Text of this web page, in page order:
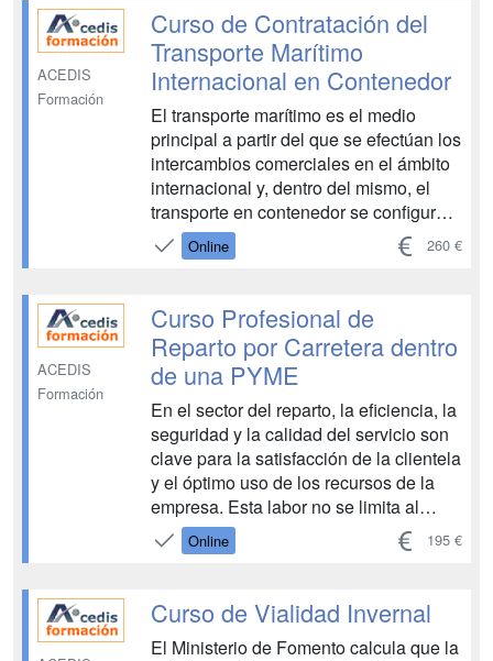
operaciones comerciales de carácter
urgente. Por tanto, l...
ACEDIS
Formación
Curso de Contratación del
Transporte Marítimo
Internacional en Contenedor
El transporte marítimo es el medio
principal a partir del que se efectúan los
intercambios comerciales en el ámbito
internacional y, dentro del mismo, el
transporte en contenedor se configura
como el medio más utilizado por las
empresas. Esto es debido a que su
optimizar ...
Online 260 €
ACEDIS
Formación
Curso Profesional de
Reparto por Carretera dentro
de una PYME
En el sector del reparto, la eficiencia, la
seguridad y la calidad del servicio son
clave para la satisfacción de la clientela
y el óptimo uso de los recursos de la
empresa. Esta labor no se limita al
transporte de mercancías, sino que
implica también la gestión del tiempo,
de normativas....
Online 195 €
Curso de Vialidad Invernal
El Ministerio de Fomento calcula que la